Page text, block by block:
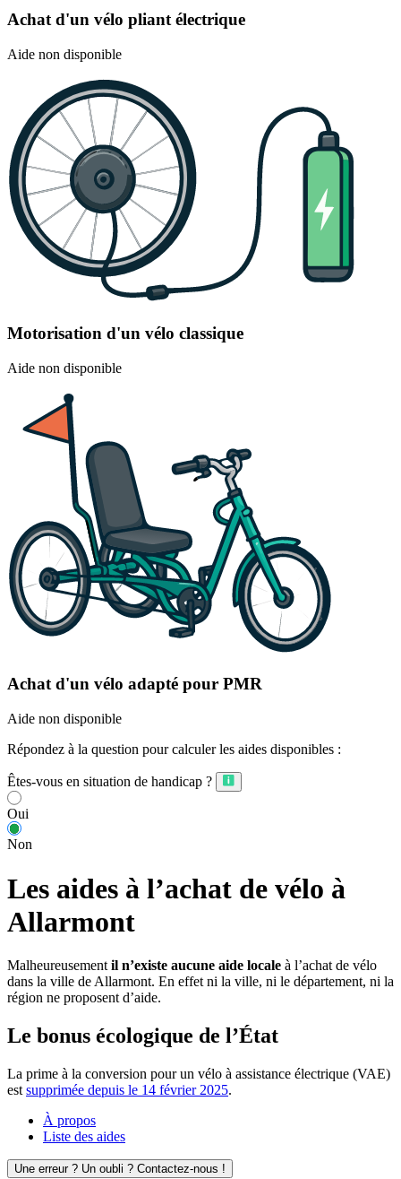
Achat d'un vélo pliant électrique
Aide non disponible
Motorisation d'un vélo classique
Aide non disponible
Achat d'un vélo adapté pour PMR
Aide non disponible
Répondez à la question pour calculer les aides disponibles :
Êtes-vous en situation de handicap ?
Oui
Non
Les aides à l’achat de vélo à
Allarmont
Malheureusement il n’existe aucune aide locale à l’achat de vélo
dans la ville de Allarmont. En effet ni la ville, ni le département, ni la
région ne proposent d’aide.
Le bonus écologique de l’État
La prime à la conversion pour un vélo à assistance électrique (VAE)
est supprimée depuis le 14 février 2025.
À propos
Liste des aides
Une erreur ? Un oubli ? Contactez-nous !